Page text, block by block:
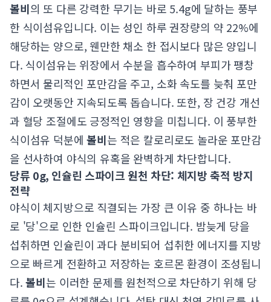
볼비의 또 다른 강력한 무기는 바로 5.4g에 달하는 풍부
한 식이섬유입니다. 이는 성인 하루 권장량의 약 22%에
해당하는 양으로, 웬만한 채소 한 접시보다 많은 양입니
다. 식이섬유는 위장에서 수분을 흡수하여 부피가 팽창
하면서 물리적인 포만감을 주고, 소화 속도를 늦춰 포만
감이 오랫동안 지속되도록 돕습니다. 또한, 장 건강 개선
과 혈당 조절에도 긍정적인 영향을 미칩니다. 이 풍부한
식이섬유 덕분에볼비는 적은 칼로리로도 놀라운 포만감
을 선사하여 야식의 유혹을 완벽하게 차단합니다.
당류 0g, 인슐린 스파이크 원천 차단: 체지방 축적 방지
전략
야식이 체지방으로 직결되는 가장 큰 이유 중 하나는 바
로 '당'으로 인한 인슐린 스파이크입니다. 밤늦게 당을
섭취하면 인슐린이 과다 분비되어 섭취한 에너지를 지방
으로 빠르게 전환하고 저장하는 호르몬 환경이 조성됩니
다.볼비는 이러한 문제를 원천적으로 차단하기 위해 당